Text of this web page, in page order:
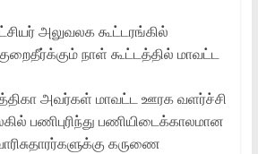
அலுவலக கூட்டரங்கில்‌
நாள்‌ கூட்டத்தில்‌ மாவட்ட
அவர்கள்‌ மாவட்ட ஊரக வளர்ச்சி
பணிபுரிந்து பணியிடைக்காலமான
கருணை